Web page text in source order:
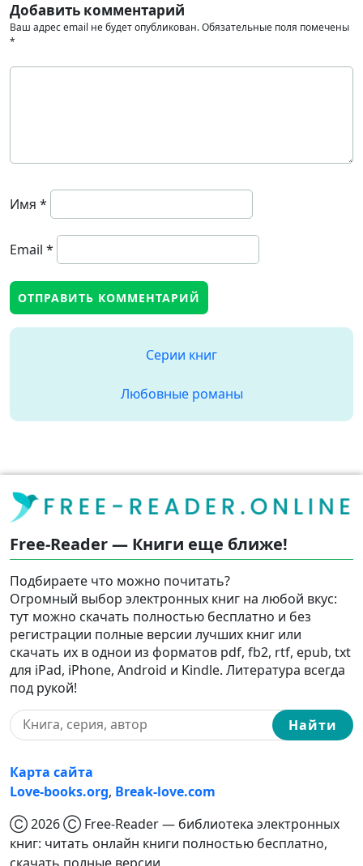
Добавить комментарий
Ваш адрес email не будет опубликован.Обязательные поля помечены
*
Имя *
Email *
Серии книг
Любовные романы
Free-Reader — Книги еще ближе!
Подбираете что можно почитать?
Огромный выбор электронных книг на любой вкус:
тут можно скачать полностью бесплатно и без
регистрации полные версии лучших книг или
скачать их в однои из форматов pdf, fb2, rtf, epub, txt
для iPad, iPhone, Android и Kindle. Литература всегда
под рукой!
Найти
Карта сайта
Love-books.org, Break-love.com
Ⓒ 2026 Ⓒ Free-Reader — библиотека электронных
книг: читать онлайн книги полностью бесплатно,